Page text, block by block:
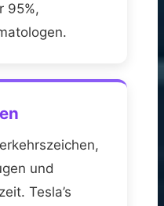
95%,
und
Tesla’s